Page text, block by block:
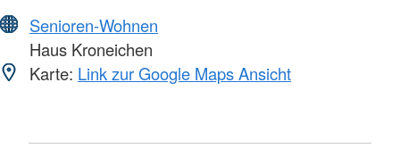
Senioren-Wohnen
Haus Kroneichen
Karte: Link zur Google Maps Ansicht